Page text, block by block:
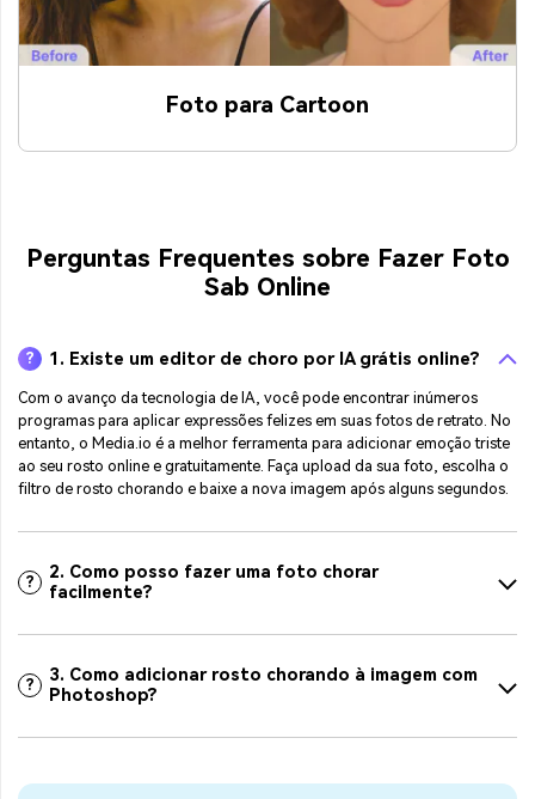
Foto para Cartoon
Perguntas Frequentes sobre Fazer Foto
Sab Online
? 1. Existe um editor de choro por IA grátis online?
Com o avanço da tecnologia de IA, você pode encontrar inúmeros
programas para aplicar expressões felizes em suas fotos de retrato. No
entanto, o Media.io é a melhor ferramenta para adicionar emoção triste
ao seu rosto online e gratuitamente. Faça upload da sua foto, escolha o
filtro de rosto chorando e baixe a nova imagem após alguns segundos.
?
2. Como posso fazer uma foto chorar
facilmente?
?
3. Como adicionar rosto chorando à imagem com
Photoshop?